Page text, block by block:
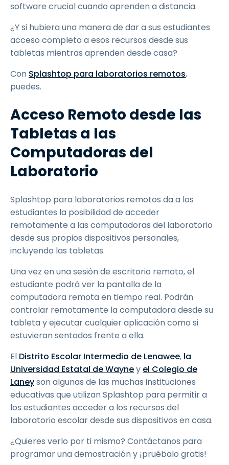
software crucial cuando aprenden a distancia.
¿Y si hubiera una manera de dar a sus estudiantes
acceso completo a esos recursos desde sus
tabletas mientras aprenden desde casa?
Con Splashtop para laboratorios remotos,
puedes.
Acceso Remoto desde las
Tabletas a las
Computadoras del
Laboratorio
Splashtop para laboratorios remotos da a los
estudiantes la posibilidad de acceder
remotamente a las computadoras del laboratorio
desde sus propios dispositivos personales,
incluyendo las tabletas.
Una vez en una sesión de escritorio remoto, el
estudiante podrá ver la pantalla de la
computadora remota en tiempo real. Podrán
controlar remotamente la computadora desde su
tableta y ejecutar cualquier aplicación como si
estuvieran sentados frente a ella.
El Distrito Escolar Intermedio de Lenawee, la
Universidad Estatal de Wayney el Colegio de
Laneyson algunas de las muchas instituciones
educativas que utilizan Splashtop para permitir a
los estudiantes acceder a los recursos del
laboratorio escolar desde sus dispositivos en casa.
¿Quieres verlo por ti mismo? Contáctanos para
programar una demostración y ¡pruébalo gratis!